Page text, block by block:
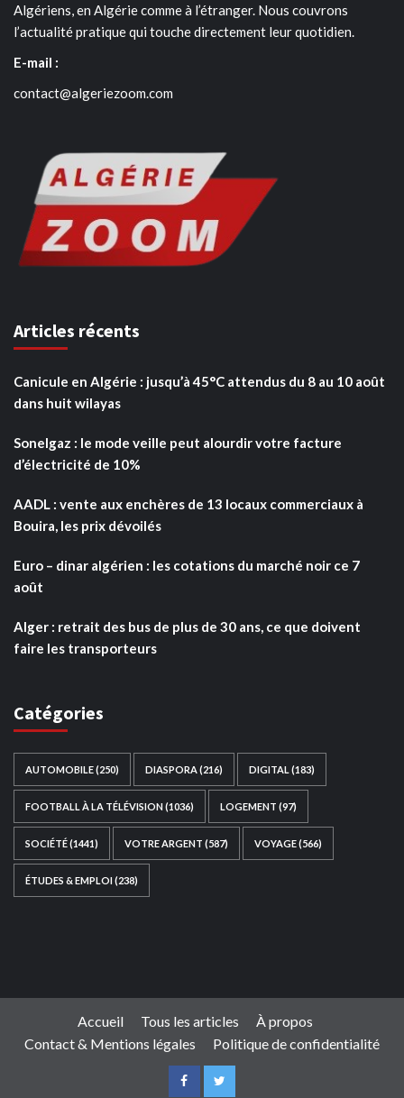
Algériens, en Algérie comme à l’étranger. Nous couvrons
l’actualité pratique qui touche directement leur quotidien.
E-mail :
contact@algeriezoom.com
Articles récents
Canicule en Algérie : jusqu’à 45°C attendus du 8 au 10 août
dans huit wilayas
Sonelgaz : le mode veille peut alourdir votre facture
d’électricité de 10%
AADL : vente aux enchères de 13 locaux commerciaux à
Bouira, les prix dévoilés
Euro – dinar algérien : les cotations du marché noir ce 7
août
Alger : retrait des bus de plus de 30 ans, ce que doivent
faire les transporteurs
Catégories
AUTOMOBILE(250) DIASPORA (216) DIGITAL (183)
FOOTBALL À LA TÉLÉVISION(1036) LOGEMENT (97)
SOCIÉTÉ(1441) VOTRE ARGENT (587) VOYAGE(566)
ÉTUDES & EMPLOI(238)
Accueil Tous les articles
À propos
Contact & Mentions légales
Politique de confidentialité